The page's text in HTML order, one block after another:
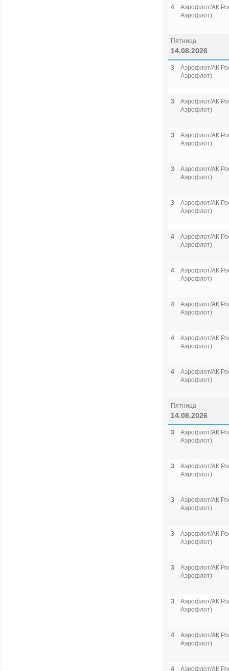
4
Аэрофлот/АК
Аэрофлот)
Пятница
14.08.2026
3
Аэрофлот/АК
Аэрофлот)
3
Аэрофлот/АК
Аэрофлот)
3
Аэрофлот/АК
Аэрофлот)
3
Аэрофлот/АК
Аэрофлот)
3
Аэрофлот/АК
Аэрофлот)
4
Аэрофлот/АК
Аэрофлот)
4
Аэрофлот/АК
Аэрофлот)
4
Аэрофлот/АК
Аэрофлот)
4
Аэрофлот/АК
Аэрофлот)
4
Аэрофлот/АК
Аэрофлот)
Пятница
14.08.2026
3
Аэрофлот/АК
Аэрофлот)
3
Аэрофлот/АК
Аэрофлот)
3
Аэрофлот/АК
Аэрофлот)
3
Аэрофлот/АК
Аэрофлот)
3
Аэрофлот/АК
Аэрофлот)
3
Аэрофлот/АК
Аэрофлот)
4
Аэрофлот/АК
Аэрофлот)
4 Аэрофлот/АК